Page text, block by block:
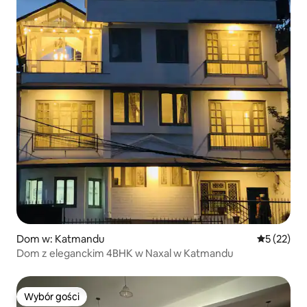
Dom w: Katmandu Średnia
5 (22)
Dom z eleganckim 4BHK w Naxal w Katmandu
Wybór gości
Wybór gości